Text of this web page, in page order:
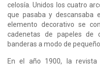
celosía. Unidos los cuatro
que pasaba y descansaba
elemento decorativo se
cadenetas de papeles
banderas a modo de
En el año 1900, la revista